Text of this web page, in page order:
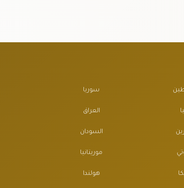
سوريا
العراق
السودان
موريتانيا
هولندا